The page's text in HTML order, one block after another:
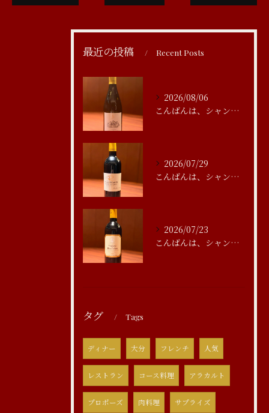
最近の投稿 Recent Posts
2026/08/06
こんばんは、シャンブルアスリール清水です
2026/07/29
こんばんは、シャンブルアスリール清水です
2026/07/23
こんばんは、シャンブルアスリール清水です
タグ Tags
ディナー 大分 フレンチ 人気
レストラン コース料理 アラカルト
プロポーズ 肉料理 サプライズ